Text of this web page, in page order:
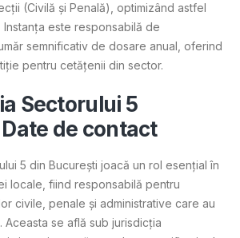
(Civilă și Penală), optimizând astfel
este responsabilă de
semnificativ de dosare anual, oferind
pentru cetățenii din sector​.
Sectorului 5
de contact
5 din București joacă un rol esențial în
locale, fiind responsabilă pentru
civile, penale și administrative care au
Aceasta se află sub jurisdicția